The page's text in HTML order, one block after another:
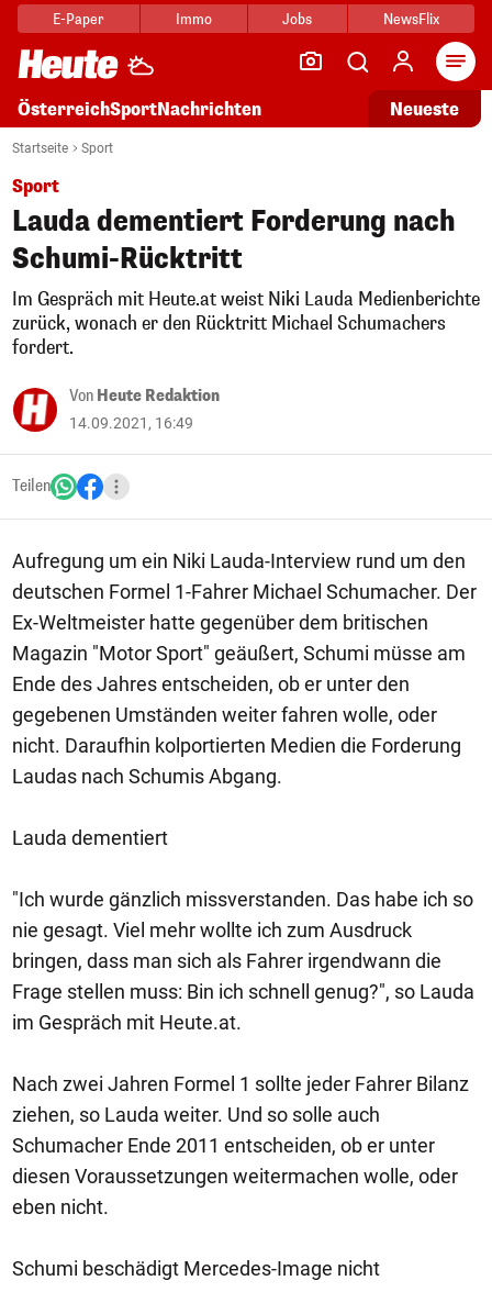
E-Paper Immo Jobs NewsFlix
ÖsterreichSportNachrichten Neueste
Startseite Sport
Sport
Lauda dementiert Forderung nach
Schumi-Rücktritt
Im Gespräch mit Heute.at weist Niki Lauda Medienberichte
zurück, wonach er den Rücktritt Michael Schumachers
fordert.
Von Heute Redaktion
14.09.2021, 16:49
Teilen
Aufregung um ein Niki Lauda-Interview rund um den
deutschen Formel 1-Fahrer Michael Schumacher. Der
Ex-Weltmeister hatte gegenüber dem britischen
Magazin "Motor Sport" geäußert, Schumi müsse am
Ende des Jahres entscheiden, ob er unter den
gegebenen Umständen weiter fahren wolle, oder
nicht. Daraufhin kolportierten Medien die Forderung
Laudas nach Schumis Abgang.
Lauda dementiert
"Ich wurde gänzlich missverstanden. Das habe ich so
nie gesagt. Viel mehr wollte ich zum Ausdruck
bringen, dass man sich als Fahrer irgendwann die
Frage stellen muss: Bin ich schnell genug?", so Lauda
im Gespräch mit Heute.at.
Nach zwei Jahren Formel 1 sollte jeder Fahrer Bilanz
ziehen, so Lauda weiter. Und so solle auch
Schumacher Ende 2011 entscheiden, ob er unter
diesen Voraussetzungen weitermachen wolle, oder
eben nicht.
Schumi beschädigt Mercedes-Image nicht